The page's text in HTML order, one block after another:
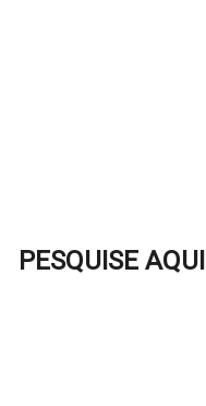
PESQUISE AQUI